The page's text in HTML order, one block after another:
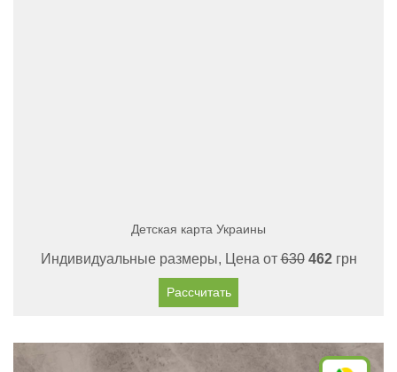
Детская карта Украины
Индивидуальные размеры, Цена от630 462грн
Рассчитать